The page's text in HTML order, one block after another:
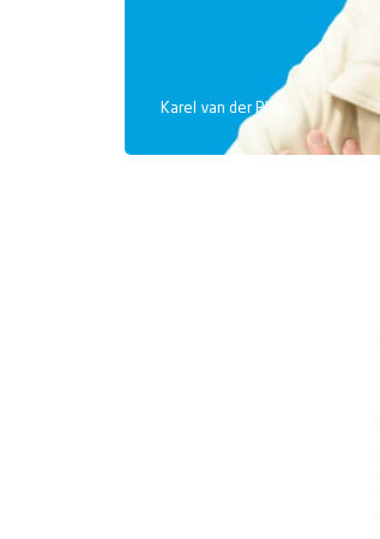
Karel van der Plas